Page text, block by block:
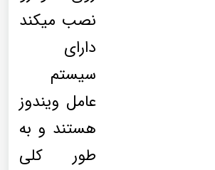
نصب میکند
دارای
سیستم
عامل ویندوز
هستند و به
طور کلی